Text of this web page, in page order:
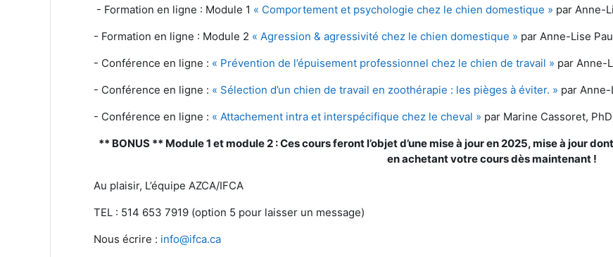
- Formation en ligne : Module 1 « Comportement et psychologie chez le chien domestique » par Anne-
- Formation en ligne : Module 2 « Agression & agressivité chez le chien domestique » par Anne-Lise
- Conférence en ligne : « Prévention de l’épuisement professionnel chez le chien de travail » par Anne-
- Conférence en ligne : « Sélection d’un chien de travail en zoothérapie : les pièges à éviter. » par
- Conférence en ligne : « Attachement intra et interspécifique chez le cheval » par Marine Cassoret, PhD
** BONUS ** Module 1 et module 2 : Ces cours feront l’objet d’une mise à jour en 2025, mise à jour
en achetant votre cours dès maintenant !
Au plaisir, L’équipe AZCA/IFCA
TEL : 514 653 7919 (option 5 pour laisser un message)
Nous écrire : info@ifca.ca